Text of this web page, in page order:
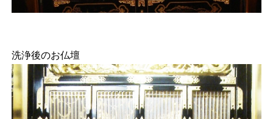
洗浄後のお仏壇